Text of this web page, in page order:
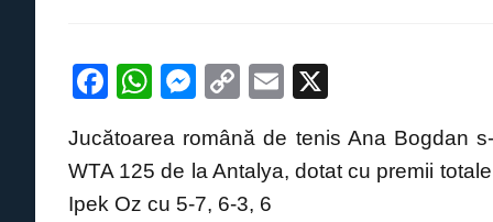
F
c
e
W
at
s
M
ss
e
C
p
y
E
ail
Jucătoarea română de tenis Ana Bogdan
WTA 125 de la Antalya, dotat cu premii
Ipek Oz cu 5-7, 6-3, 6